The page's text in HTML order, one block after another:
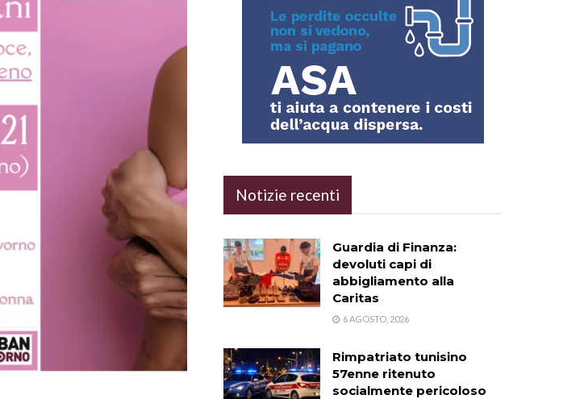
Notizie recenti
Guardia di Finanza:
devoluti capi di
abbigliamento alla
Caritas
6 AGOSTO, 2026
Rimpatriato tunisino
57enne ritenuto
socialmente pericoloso